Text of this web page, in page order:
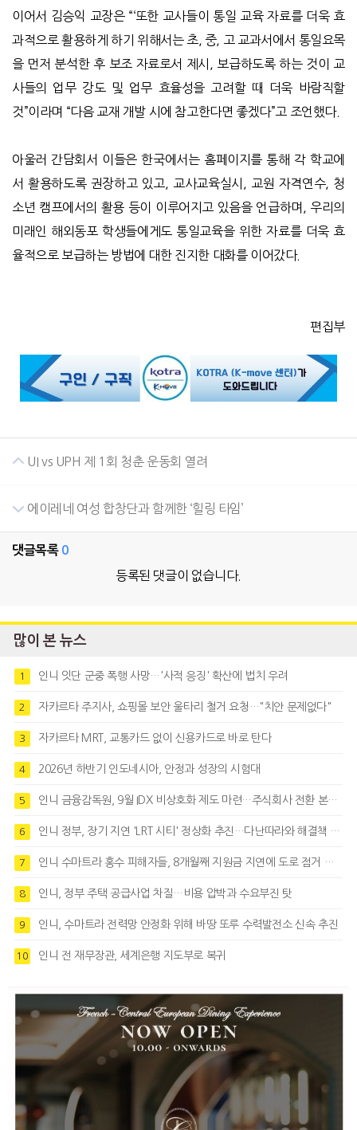
이어서 김승익 교장은 “‘또한 교사들이 통일 교육 자료를 더욱 효
과적으로 활용하게 하기 위해서는 초, 중, 고 교과서에서 통일요목
을 먼저 분석한 후 보조 자료로서 제시, 보급하도록 하는 것이 교
사들의 업무 강도 및 업무 효율성을 고려할 때 더욱 바람직할
것”이라며 “다음 교재 개발 시에 참고한다면 좋겠다”고 조언했다.
아울러 간담회서 이들은 한국에서는 홈페이지를 통해 각 학교에
서 활용하도록 권장하고 있고, 교사교육실시, 교원 자격연수, 청
소년 캠프에서의 활용 등이 이루어지고 있음을 언급하며, 우리의
미래인 해외동포 학생들에게도 통일교육을 위한 자료를 더욱 효
율적으로 보급하는 방법에 대한 진지한 대화를 이어갔다.
편집부
UI vs UPH 제 1회 청춘 운동회 열려
에이레네 여성 합창단과 함께한 ‘힐링 타임’
댓글목록 0
등록된 댓글이 없습니다.
많이 본 뉴스
1 인니 잇단 군중 폭행 사망…'사적 응징' 확산에 법치 우려
2 자카르타 주지사, 쇼핑몰 보안 울타리 철거 요청…"치안 문제없다"
3 자카르타 MRT, 교통카드 없이 신용카드로 바로 탄다
4 2026년 하반기 인도네시아, 안정과 성장의 시험대
5 인니 금융감독원, 9월 IDX 비상호화 제도 마련…주식회사 전환 본격화
6 인니 정부, 장기 지연 'LRT 시티' 정상화 추진…다난따라와 해결책 모색
7 인니 수마트라 홍수 피해자들, 8개월째 지원금 지연에 도로 점거 시위
8 인니, 정부 주택 공급사업 차질…비용 압박과 수요부진 탓
9 인니, 수마트라 전력망 안정화 위해 바땅 또루 수력발전소 신속 추진
10 인니 전 재무장관, 세계은행 지도부로 복귀